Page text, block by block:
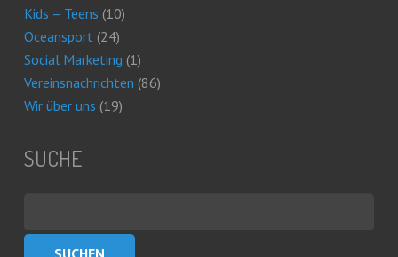
Kids – Teens (10)
Oceansport(24)
Social Marketing (1)
Vereinsnachrichten (86)
Wir über uns (19)
SUCHE